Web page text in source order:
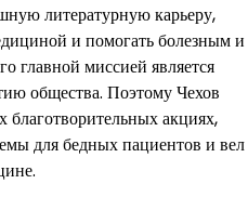
литературную карьеру,
и помогать болезным и
главной миссией является
общества. Поэтому Чехов
благотворительных акциях,
для бедных пациентов и вел